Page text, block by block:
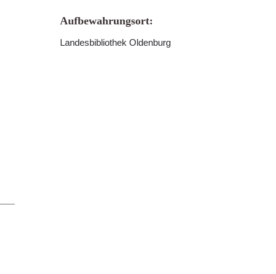
Aufbewahrungsort:
Landesbibliothek Oldenburg